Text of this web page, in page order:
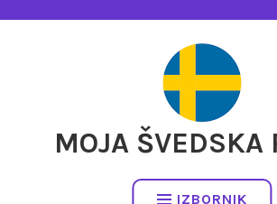
MOJA ŠVEDSKA
IZBORNIK